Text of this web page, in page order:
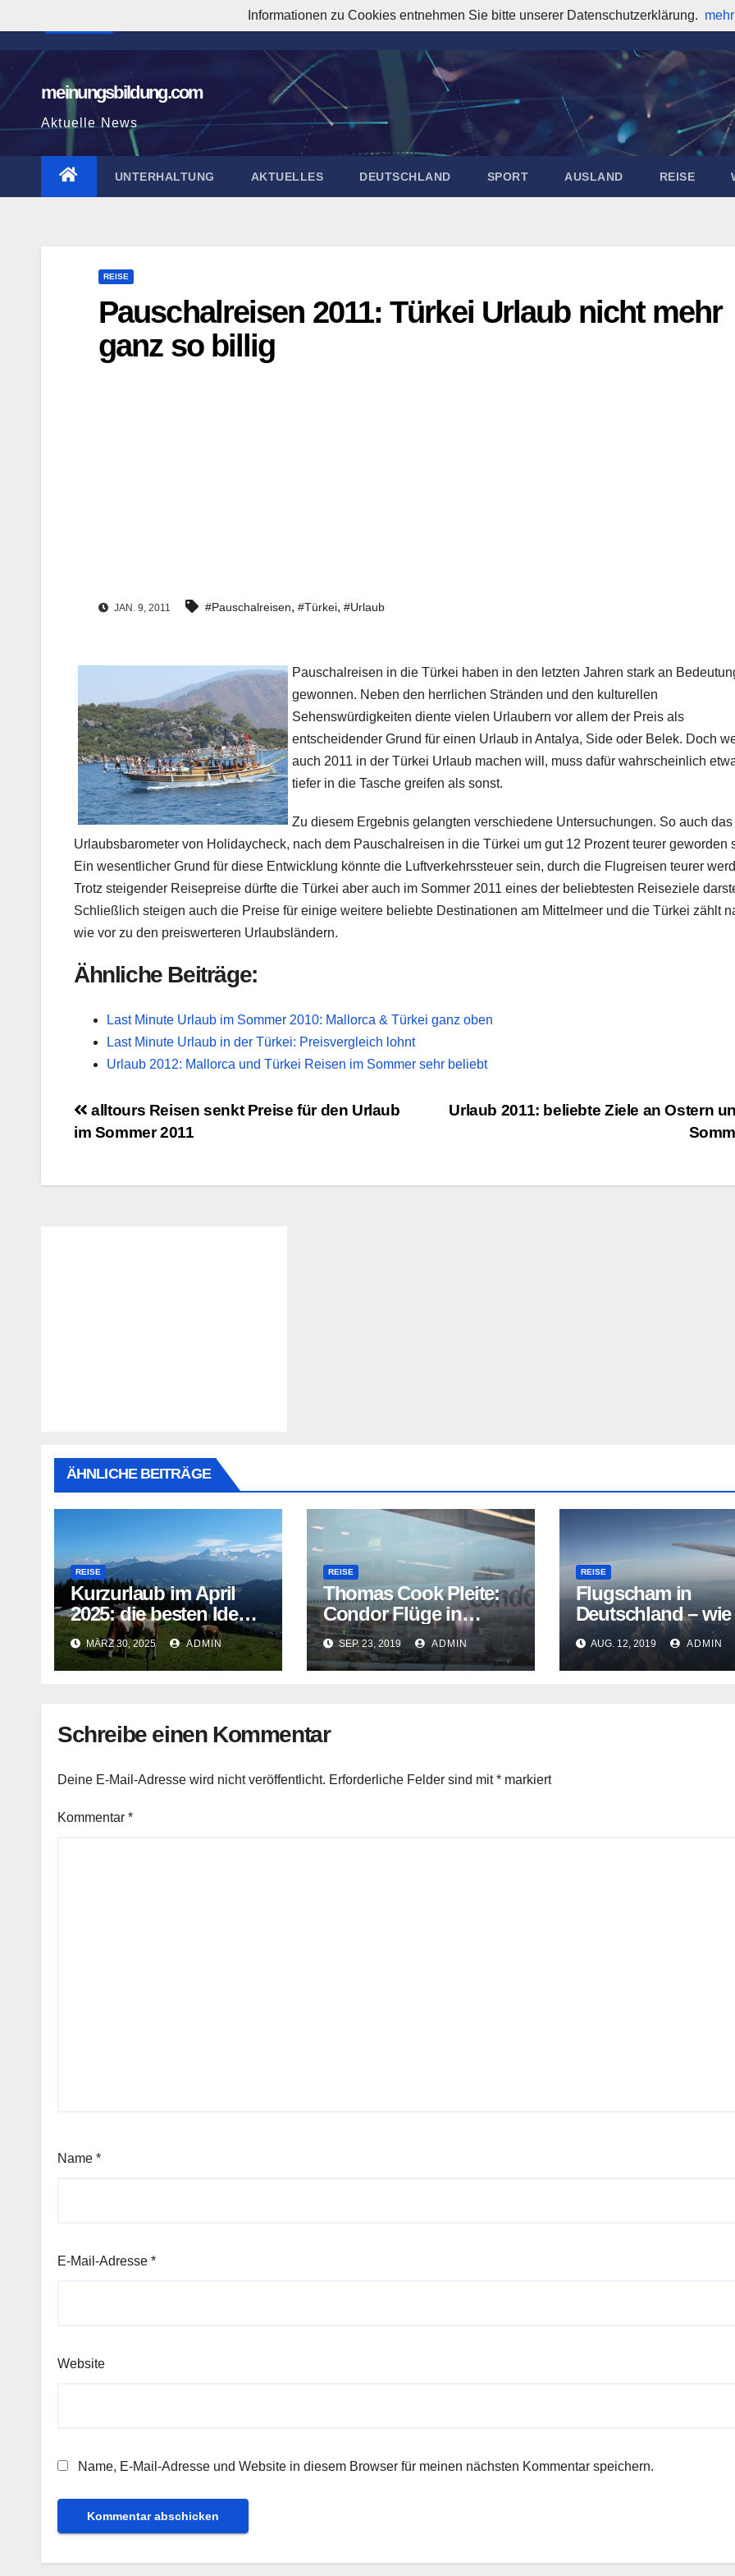
Inhalt
springen
meinungsbildung.com
Aktuelle News
UNTERHALTUNG AKTUELLES DEUTSCHLAND SPORT AUSLAND REISE
REISE
Pauschalreisen 2011: Türkei Urlaub nicht mehr
ganz so billig
JAN. 9, 2011 #Pauschalreisen, #Türkei, #Urlaub
Pauschalreisen in die Türkei haben in den letzten Jahren stark an
gewonnen. Neben den herrlichen Stränden und den kulturellen
Sehenswürdigkeiten diente vielen Urlaubern vor allem der Preis als
entscheidender Grund für einen Urlaub in Antalya, Side oder Belek. Doch
auch 2011 in der Türkei Urlaub machen will, muss dafür wahrscheinlich
tiefer in die Tasche greifen als sonst.
Zu diesem Ergebnis gelangten verschiedene Untersuchungen. So auch das
Urlaubsbarometer von Holidaycheck, nach dem Pauschalreisen in die Türkei um gut 12 Prozent teurer geworden
Ein wesentlicher Grund für diese Entwicklung könnte die Luftverkehrssteuer sein, durch die Flugreisen teurer
Trotz steigender Reisepreise dürfte die Türkei aber auch im Sommer 2011 eines der beliebtesten Reiseziele
Schließlich steigen auch die Preise für einige weitere beliebte Destinationen am Mittelmeer und die Türkei zählt
wie vor zu den preiswerteren Urlaubsländern.
Ähnliche Beiträge:
Last Minute Urlaub im Sommer 2010: Mallorca & Türkei ganz oben
Last Minute Urlaub in der Türkei: Preisvergleich lohnt
Urlaub 2012: Mallorca und Türkei Reisen im Sommer sehr beliebt
Beitragsnavigation
Urlaub 2011: beliebte Ziele an Ostern
alltours Reisen senkt Preise für den Urlaub
im Sommer 2011
ÄHNLICHE BEITRÄGE
REISE
Kurzurlaub im April
2025: die besten Ideen
für den Kurztrip
MÄRZ 30, 2025 ADMIN
REISE
Thomas Cook Pleite:
Condor Flüge in
Gefahr?
SEP. 23, 2019 ADMIN
REISE
Flugscham in
Deutschland –
muss nachhaltiges
Reisen gehen?
AUG. 12, 2019 ADMIN
Schreibe einen Kommentar
Deine E-Mail-Adresse wird nicht veröffentlicht. Erforderliche Felder sind mit* markiert
Kommentar *
Name *
E-Mail-Adresse *
Website
Name, E-Mail-Adresse und Website in diesem Browser für meinen nächsten Kommentar speichern.
Informationen zu Cookies entnehmen Sie bitte unserer Datenschutzerklärung.